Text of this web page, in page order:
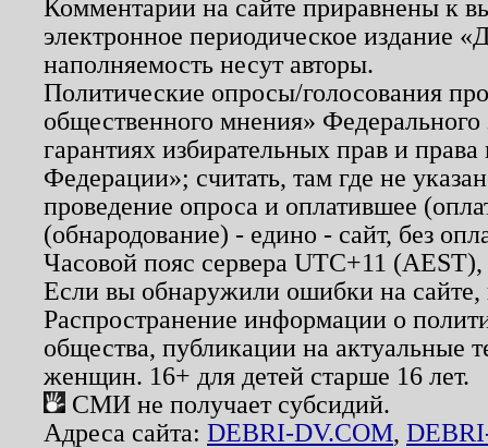
Комментарии на сайте приравнены к
электронное периодическое издание
наполняемость несут авторы.
Политические опросы/голосования
общественного мнения»
гарантиях избирательных прав и
Федерации»; считать, там где не
проведение опроса и оплатившее
(обнародование) - едино - сайт, без
Часовой пояс сервера UTC+11
Если вы обнаружили ошибки на
Распространение информации о
общества, публикации на актуальные
женщин. 16+ для детей старше 16 лет.
СМИ не получает субсидий.
Адреса сайта: DEBRI-DV.COM,